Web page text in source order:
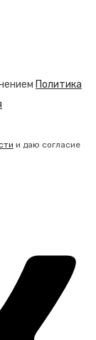
Политика
и даю согласие